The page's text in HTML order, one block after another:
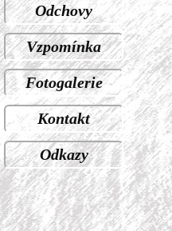
Odchovy
Vzpomínka
Fotogalerie
Kontakt
Odkazy